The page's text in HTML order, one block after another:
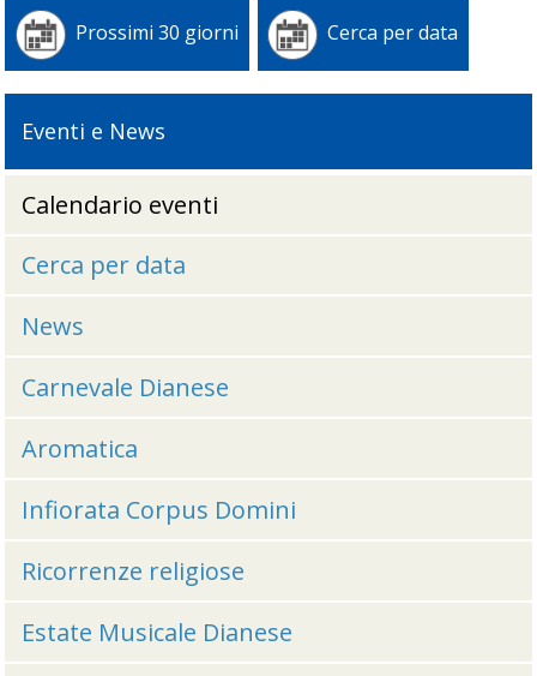
Prossimi 30 giorni Cerca per data
Eventi e News
Calendario eventi
Cerca per data
News
Carnevale Dianese
Aromatica
Infiorata Corpus Domini
Ricorrenze religiose
Estate Musicale Dianese